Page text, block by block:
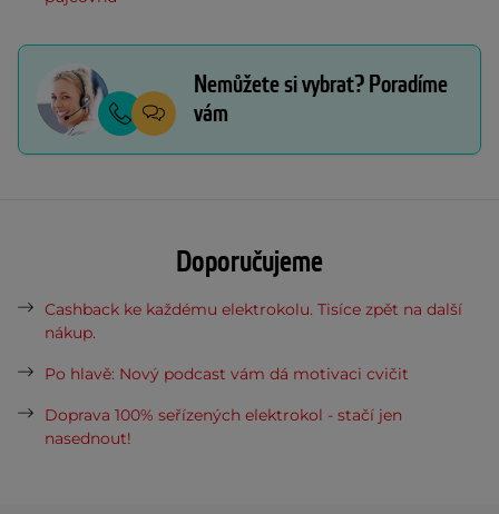
Nemůžete si vybrat? Poradíme
vám
Doporučujeme
Cashback ke každému elektrokolu. Tisíce zpět na další
nákup.
Po hlavě: Nový podcast vám dá motivaci cvičit
Doprava 100% seřízených elektrokol - stačí jen
nasednout!